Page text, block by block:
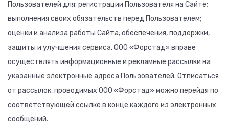
Пользователей для: регистрации Пользователя на Сайте;
выполнения своих обязательств перед Пользователем;
оценки и анализа работы Сайта; обеспечения, поддержки,
защиты и улучшения сервиса. ООО «Форстад» вправе
осуществлять информационные и рекламные рассылки на
указанные электронные адреса Пользователей. Отписаться
от рассылок, проводимых ООО «Форстад» можно перейдя по
соответствующей ссылке в конце каждого из электронных
сообщений.